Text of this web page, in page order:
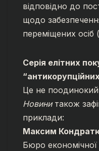
відповідно до
щодо
переміщених
Серія елітних
Це не
Новинитакож
приклади:
Максим
Бюро